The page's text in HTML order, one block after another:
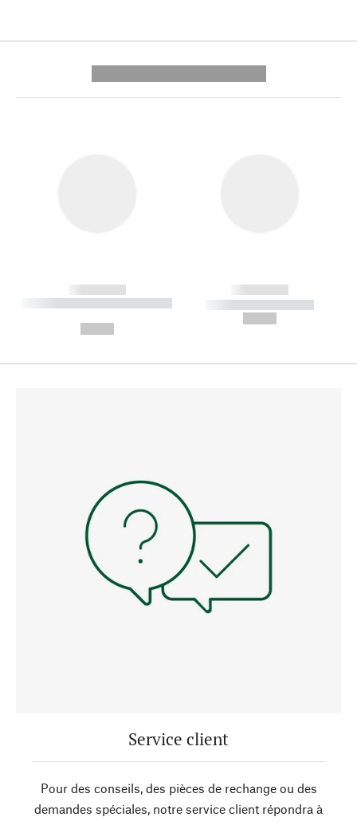
------------
----------- ----------- --------
------------
----------- -----------
Service client
Pour des conseils, des pièces de rechange ou des
demandes spéciales, notre service client répondra à